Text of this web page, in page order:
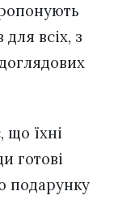
всіх, з
що їхні
готові
подарунку